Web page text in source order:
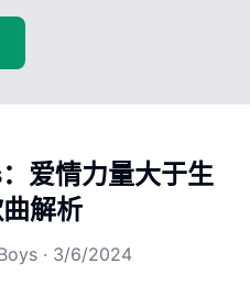
爱情力量大于生
解析
· 3/6/2024